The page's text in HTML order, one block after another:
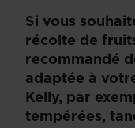
Si vous
récolte de
recommandé
adaptée à
Kelly, par
tempérées,